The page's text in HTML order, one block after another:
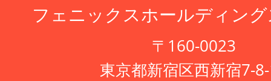
フェニックスホールディン
〒160-0023
東京都新宿区西新宿7-